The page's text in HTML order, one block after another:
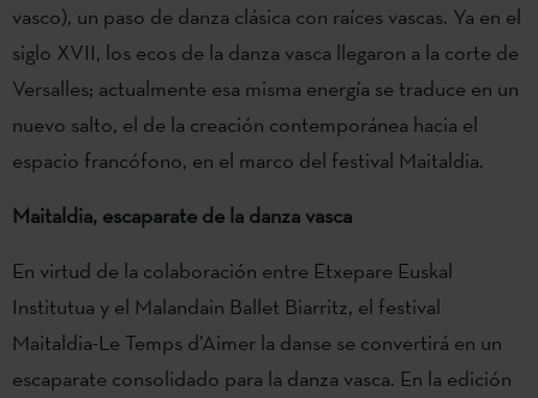
vasco), un paso de danza clásica con raíces vascas. Ya en el
siglo XVII, los ecos de la danza vasca llegaron a la corte de
Versalles; actualmente esa misma energía se traduce en un
nuevo salto, el de la creación contemporánea hacia el
espacio francófono, en el marco del festival Maitaldia.
Maitaldia, escaparate de la danza vasca
En virtud de la colaboración entre Etxepare Euskal
Institutua y el Malandain Ballet Biarritz, el festival
Maitaldia-Le Temps d’Aimer la danse se convertirá en un
escaparate consolidado para la danza vasca. En la edición